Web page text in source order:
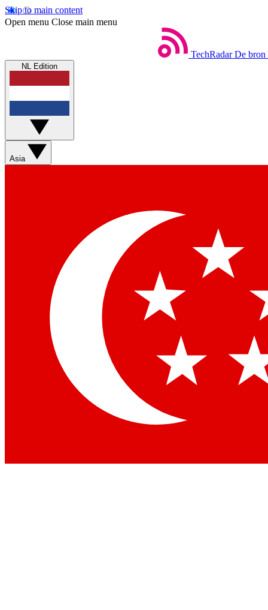
Skip to main content
Open menu Close main menu
TechRadar De bron
NL Edition
Asia